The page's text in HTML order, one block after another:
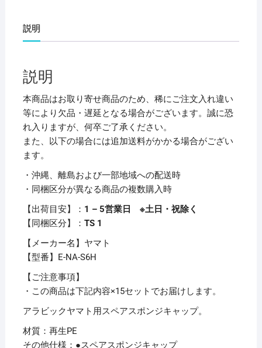
ア
ク
ヤ
マ
ポ
ン
ジ
キ
ャ
ッ
E-
NA-
S6H
1
ッ
ク
説明
説明
本商品はお取り寄せ商品のため、稀にご注文入れ違い
等により欠品・遅延となる場合がございます。誠に恐
れ入りますが、何卒ご了承ください。
また、以下の場合には追加送料がかかる場合がござい
ます。
・沖縄、離島および一部地域への配送時
・同梱区分が異なる商品の複数購入時
【出荷目安】： 1 – 5営業日 ※土日・祝除く
【同梱区分】： TS 1
【メーカー名】ヤマト
【型番】E-NA-S6H
【ご注意事項】
・この商品は下記内容×15セットでお届けします。
アラビックヤマト用スペアスポンジキャップ。
材質：再生PE
その他仕様：●スペアスポンジキャップ